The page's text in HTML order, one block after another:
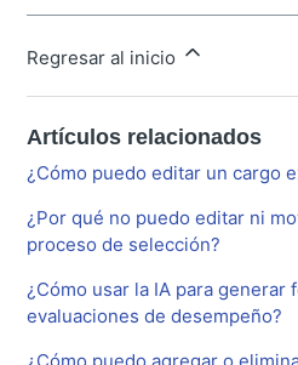
Regresar al inicio
Artículos relacionados
¿Cómo puedo editar un cargo
¿Por qué no puedo editar ni
proceso de selección?
¿Cómo usar la IA para generar
evaluaciones de desempeño?